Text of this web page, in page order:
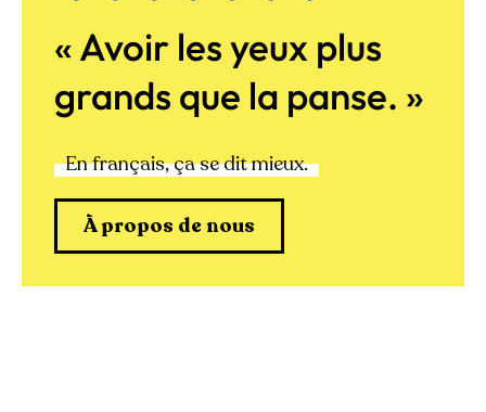
« Avoir les yeux plus
grands que la panse. »
En français, ça se dit mieux.
À propos de nous